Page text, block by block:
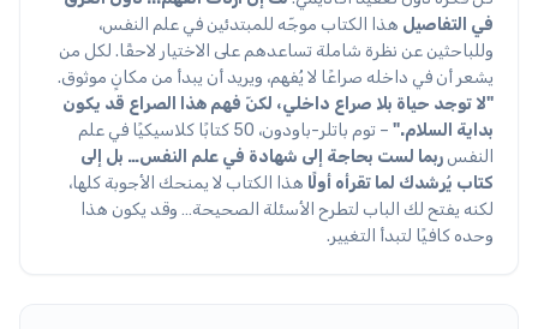
في التفاصيل هذا الكتاب موجّه للمبتدئين في علم النفس،
وللباحثين عن نظرة شاملة تساعدهم على الاختيار لاحقًا. لكل من
يشعر أن في داخله صراعًا لا يُفهم، ويريد أن يبدأ من مكانٍ موثوق.
"لا توجد حياة بلا صراع داخلي، لكنّ فهم هذا الصراع قد يكون
بداية السلام."
– توم باتلر-باودون، 50 كتابًا كلاسيكيًا في علم
النفس ربما لست بحاجة إلى شهادة في علم النفس… بل إلى
كتاب يُرشدك لما تقرأه أولًا هذا الكتاب لا يمنحك الأجوبة كلها،
لكنه يفتح لك الباب لتطرح الأسئلة الصحيحة… وقد يكون هذا
وحده كافيًا لتبدأ التغيير.